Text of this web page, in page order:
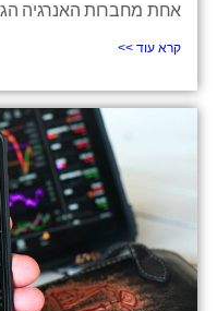
אחת מחברות האנרגיה
קרא עוד >>